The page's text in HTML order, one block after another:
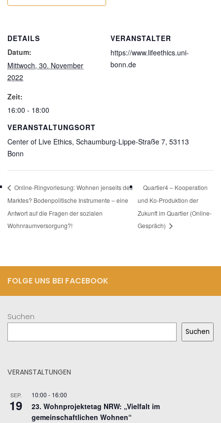
DETAILS
Datum:
Mittwoch, 30. November
2022
Zeit:
16:00 - 18:00
VERANSTALTUNGSORT
Center of Live Ethics, Schaumburg-Lippe-Straße 7, 53113
Bonn
VERANSTALTER
https://www.lifeethics.uni-
bonn.de
Online-Ringvorlesung: Wohnen jenseits des
Marktes? Bodenpolitische Instrumente – eine
Antwort auf die Fragen der sozialen
Wohnraumversorgung?!
Quartier4 – Kooperation
und Ko-Produktion der
Zukunft im Quartier (Online-
Gespräch)
FOLGE UNS BEI FACEBOOK
Suchen
Suchen
VERANSTALTUNGEN
SEP.
19
10:00 - 16:00
23. Wohnprojektetag NRW: „Vielfalt im
gemeinschaftlichen Wohnen“